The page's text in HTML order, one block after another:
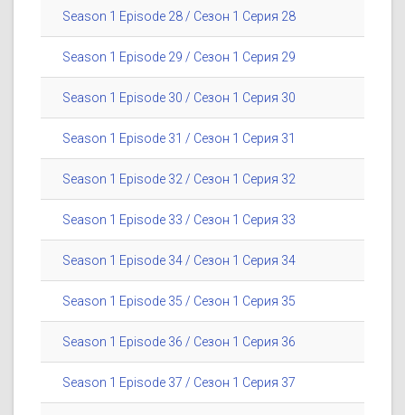
Season 1 Episode 28 / Сезон 1 Серия 28
Season 1 Episode 29 / Сезон 1 Серия 29
Season 1 Episode 30 / Сезон 1 Серия 30
Season 1 Episode 31 / Сезон 1 Серия 31
Season 1 Episode 32 / Сезон 1 Серия 32
Season 1 Episode 33 / Сезон 1 Серия 33
Season 1 Episode 34 / Сезон 1 Серия 34
Season 1 Episode 35 / Сезон 1 Серия 35
Season 1 Episode 36 / Сезон 1 Серия 36
Season 1 Episode 37 / Сезон 1 Серия 37